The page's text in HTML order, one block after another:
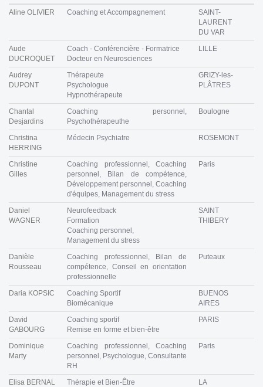
Aline OLIVIER Coaching et Accompagnement
SAINT-
LAURENT
DU VAR
Aude
DUCROQUET
Coach - Conférencière - Formatrice
Docteur en Neurosciences
LILLE
Audrey
DUPONT
Thérapeute
Psychologue
Hypnothérapeute
GRIZY-les-
PLÂTRES
Chantal
Desjardins
Coaching personnel,
Psychothérapeuthe
Boulogne
Christina
HERRING
Médecin Psychiatre ROSEMONT
Christine
Gilles
Coaching professionnel, Coaching
personnel, Bilan de compétence,
Développement personnel, Coaching
d'équipes, Management du stress
Paris
Daniel
WAGNER
Neurofeedback
Formation
Coaching personnel,
Management du stress
SAINT
THIBERY
Danièle
Rousseau
Coaching professionnel, Bilan de
compétence, Conseil en orientation
professionnelle
Puteaux
Daria KOPSIC
Coaching Sportif
Biomécanique
BUENOS
AIRES
David
GABOURG
Coaching sportif
Remise en forme et bien-être
PARIS
Dominique
Marty
Coaching professionnel, Coaching
personnel, Psychologue, Consultante
RH
Paris
Elisa BERNAL Thérapie et Bien-Être
LA